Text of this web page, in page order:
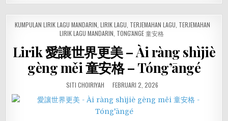
POSTED
KUMPULAN LIRIK LAGU MANDARIN LIRIK LAGU TERJEMAHAN LAGU TERJEMAHAN
LIRIK LAGU MANDARIN TONG'ANGE 童安格
Lirik 愛讓世界更美 – Ài ràng shìjiè
gèng měi 童安格 – Tóng’āngé
SITI CHOIRIYAH FEBRUARI 2, 2026